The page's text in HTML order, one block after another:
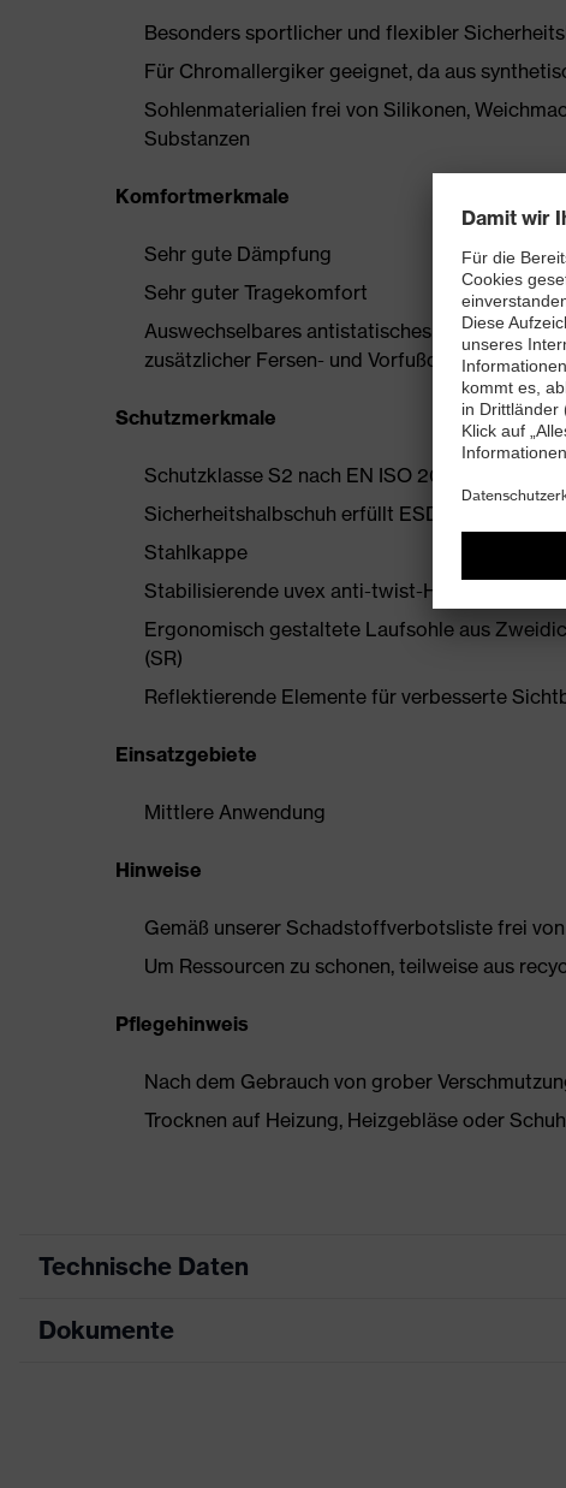
Besonders sportlicher und flexibler
Für Chromallergiker geeignet, da aus
Sohlenmaterialien frei von Silikonen,
Substanzen
Komfortmerkmale
Sehr gute Dämpfung
Sehr guter Tragekomfort
Auswechselbares antistatisches
zusätzlicher Fersen- und Vorfußdämpfung
Schutzmerkmale
Schutzklasse S2 nach EN ISO 20345:2022 +
Sicherheitshalbschuh erfüllt ESD-Vorgaben
Stahlkappe
Stabilisierende uvex anti-twist-Hinterkappe
Ergonomisch gestaltete Laufsohle aus
(SR)
Reflektierende Elemente für verbesserte
Einsatzgebiete
Mittlere Anwendung
Hinweise
Gemäß unserer Schadstoffverbotsliste frei
Um Ressourcen zu schonen, teilweise aus
Pflegehinweis
Nach dem Gebrauch von grober
Trocknen auf Heizung, Heizgebläse oder
Technische Daten
Produktart
Dokumente